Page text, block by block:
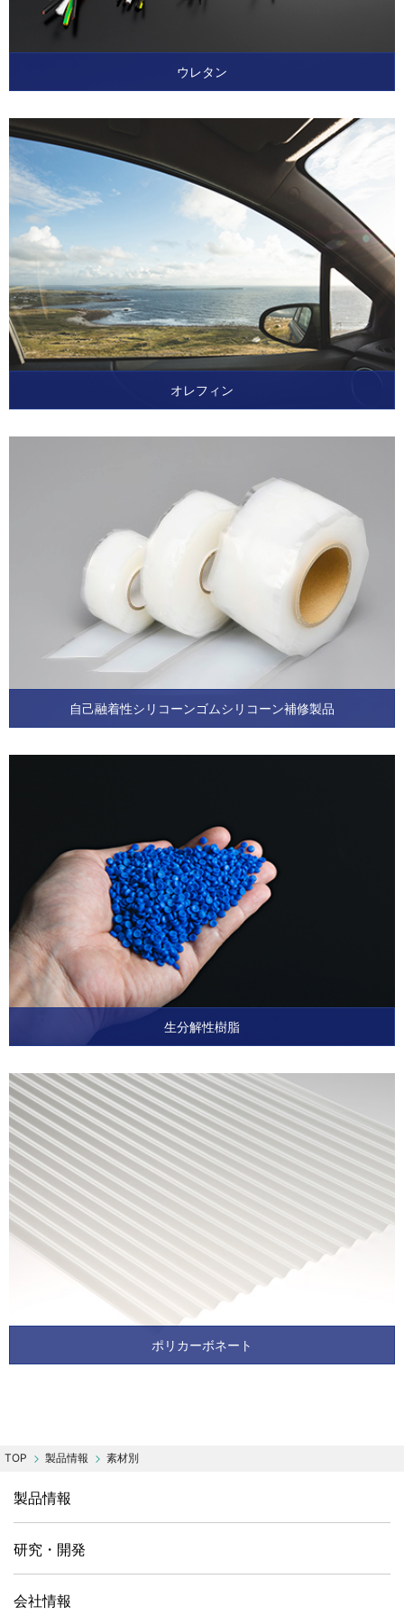
ウレタン
オレフィン
自己融着性シリコーンゴムシリコーン補修製品
生分解性樹脂
ポリカーボネート
製品情報 素材別
製品情報
研究・開発
会社情報